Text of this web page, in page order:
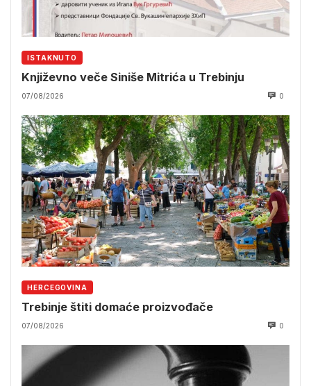
ISTAKNUTO
Književno veče Siniše Mitrića u Trebinju
07/08/2026 0
HERCEGOVINA
Trebinje štiti domaće proizvođače
07/08/2026 0